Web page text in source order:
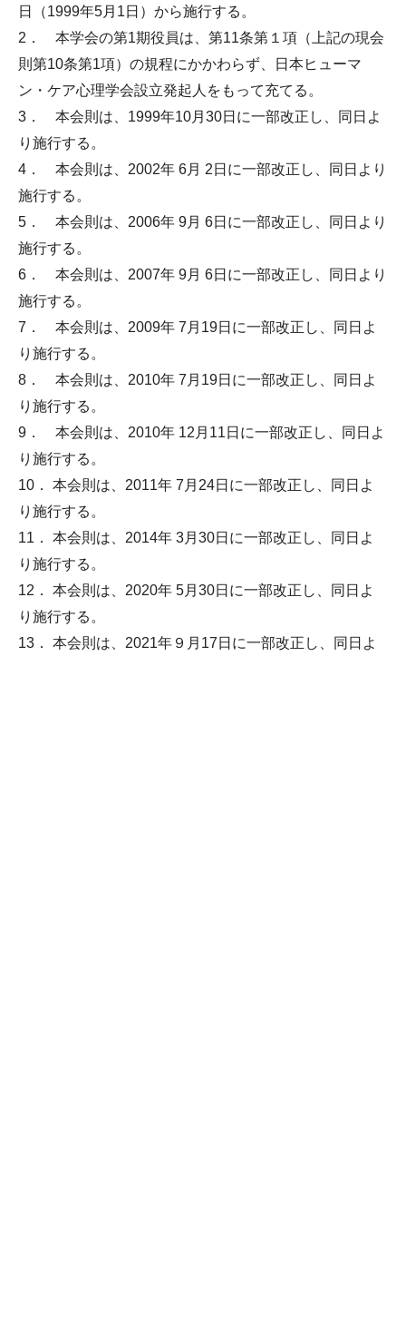
日（1999年5月1日）から施行する。
2． 本学会の第1期役員は、第11条第１項（上記の現会
則第10条第1項）の規程にかかわらず、日本ヒューマ
ン・ケア心理学会設立発起人をもって充てる。
3． 本会則は、1999年10月30日に一部改正し、同日よ
り施行する。
4． 本会則は、2002年 6月 2日に一部改正し、同日より
施行する。
5． 本会則は、2006年 9月 6日に一部改正し、同日より
施行する。
6． 本会則は、2007年 9月 6日に一部改正し、同日より
施行する。
7． 本会則は、2009年 7月19日に一部改正し、同日よ
り施行する。
8． 本会則は、2010年 7月19日に一部改正し、同日よ
り施行する。
9． 本会則は、2010年 12月11日に一部改正し、同日よ
り施行する。
10． 本会則は、2011年 7月24日に一部改正し、同日よ
り施行する。
11． 本会則は、2014年 3月30日に一部改正し、同日よ
り施行する。
12． 本会則は、2020年 5月30日に一部改正し、同日よ
り施行する。
13． 本会則は、2021年９月17日に一部改正し、同日よ